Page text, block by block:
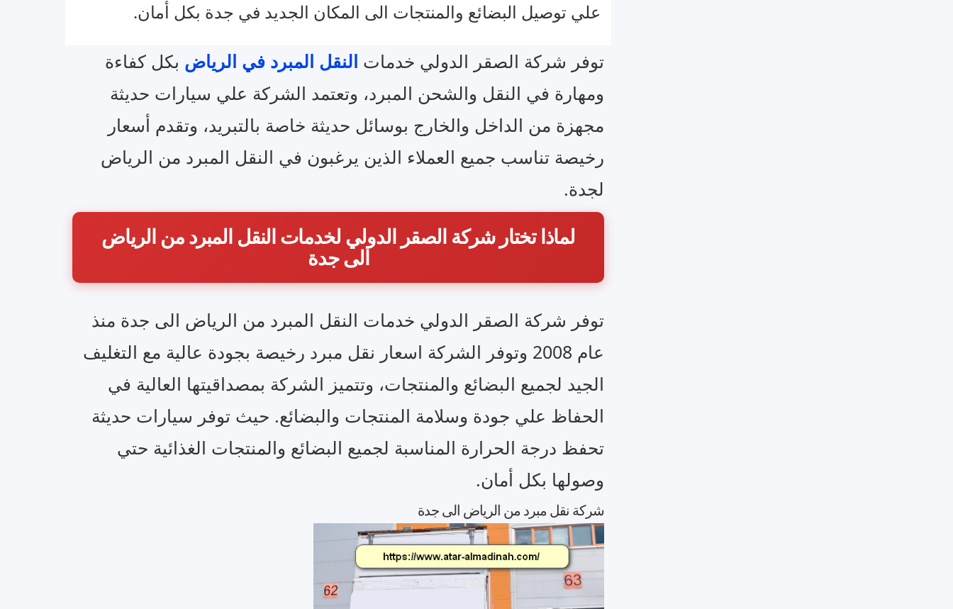
علي توصيل البضائع والمنتجات الى المكان الجديد في جدة بكل أمان.
توفر شركة الصقر الدولي خدمات النقل المبرد في الرياض بكل كفاءة
ومهارة في النقل والشحن المبرد، وتعتمد الشركة علي سيارات حديثة
مجهزة من الداخل والخارج بوسائل حديثة خاصة بالتبريد، وتقدم أسعار
رخيصة تناسب جميع العملاء الذين يرغبون في النقل المبرد من الرياض
لجدة.
لماذا تختار شركة الصقر الدولي لخدمات النقل المبرد من الرياض
الى جدة
توفر شركة الصقر الدولي خدمات النقل المبرد من الرياض الى جدة منذ
عام 2008 وتوفر الشركة اسعار نقل مبرد رخيصة بجودة عالية مع التغليف
الجيد لجميع البضائع والمنتجات، وتتميز الشركة بمصداقيتها العالية في
الحفاظ علي جودة وسلامة المنتجات والبضائع. حيث توفر سيارات حديثة
تحفظ درجة الحرارة المناسبة لجميع البضائع والمنتجات الغذائية حتي
وصولها بكل أمان.
شركة نقل مبرد من الرياض الى جدة